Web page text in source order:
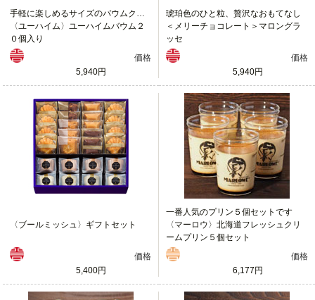
手軽に楽しめるサイズのバウムクーヘン
〈ユーハイム〉ユーハイムバウム２
０個入り
価格
5,940円
琥珀色のひと粒、贅沢なおもてなし
＜メリーチョコレート＞マロングラ
ッセ
価格
5,940円
〈ブールミッシュ〉ギフトセット
価格
5,400円
一番人気のプリン５個セットです
〈マーロウ〉北海道フレッシュクリ
ームプリン５個セット
価格
6,177円